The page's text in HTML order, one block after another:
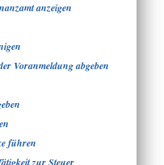
anzeigen
Voranmeldung abgeben
führen